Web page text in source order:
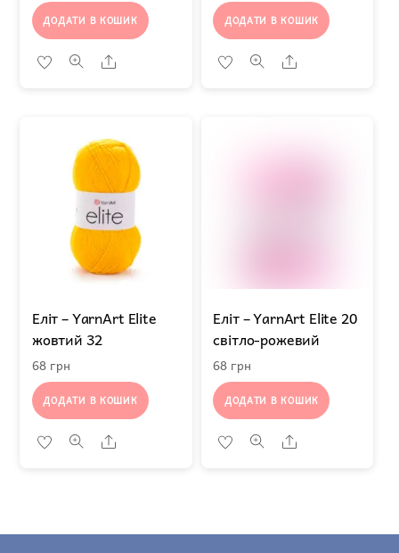
ДОДАТИ В КОШИК
Share
ДОДАТИ В КОШИК
Share
Еліт – YarnArt Elite
жовтий 32
68 грн
ДОДАТИ В КОШИК
Share
Еліт – YarnArt Elite 20
світло-рожевий
68 грн
ДОДАТИ В КОШИК
Share